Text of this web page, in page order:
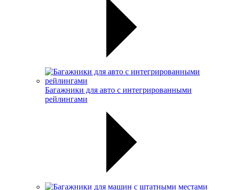
Багажники для авто с интегрированными
рейлингами